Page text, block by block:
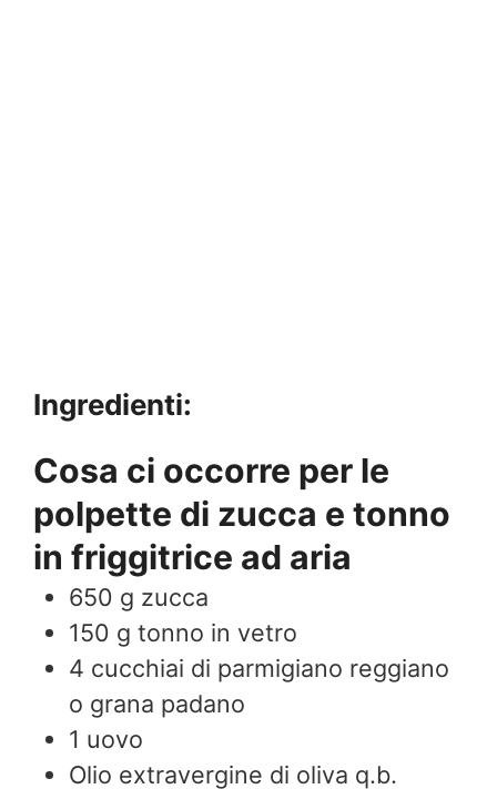
Ingredienti:
Cosa ci occorre per le
polpette di zucca e tonno
in friggitrice ad aria
650 g zucca
150 g tonno in vetro
4 cucchiai di parmigiano reggiano
o grana padano
1 uovo
Olio extravergine di oliva q.b.